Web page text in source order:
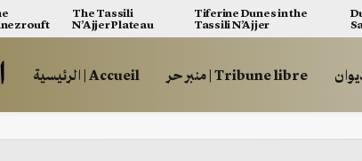
The Tassili
N’Ajjer Plateau
Tiferine Dunes in the
Tassili N’Ajjer
الرئيسية | Accueil منبر حر | Tribune libre